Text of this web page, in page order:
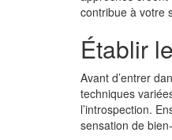
contribue à votre
Établir
Avant d’entrer
techniques
l’introspection.
sensation de